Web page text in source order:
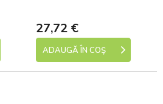
27,72 €
ADAUGĂ ÎN COŞ